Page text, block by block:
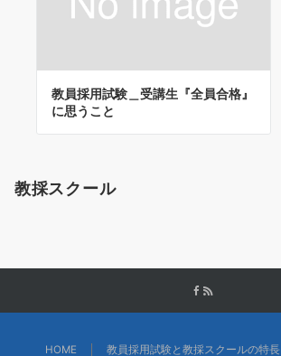
教員採用試験＿受講生『全員合格』
に思うこと
教採スクール
HOME 教員採用試験と教採スクールの特長